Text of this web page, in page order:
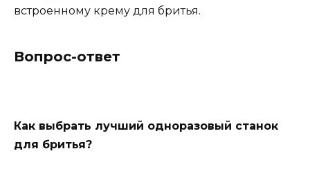
встроенному крему для бритья.
Вопрос-ответ
Как выбрать лучший одноразовый станок
для бритья?